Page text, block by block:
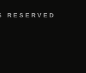
RESERVED